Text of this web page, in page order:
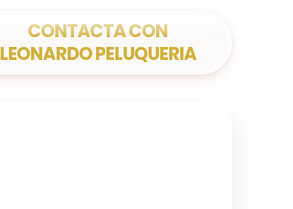
CONTACTA CON
LEONARDO PELUQUERIA